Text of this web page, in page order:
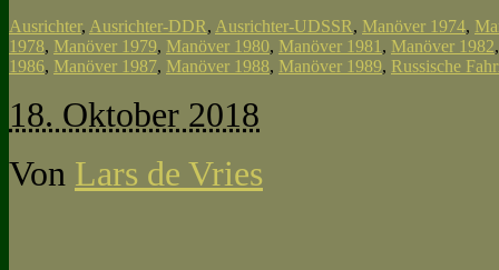
Ausrichter, Ausrichter-DDR, Ausrichter-UDSSR, Manöver 1974,
1978, Manöver 1979, Manöver 1980, Manöver 1981 , Manöver 1982
1986, Manöver 1987, Manöver 1988, Manöver 1989, Russische
18. Oktober 2018
Von Lars de Vries